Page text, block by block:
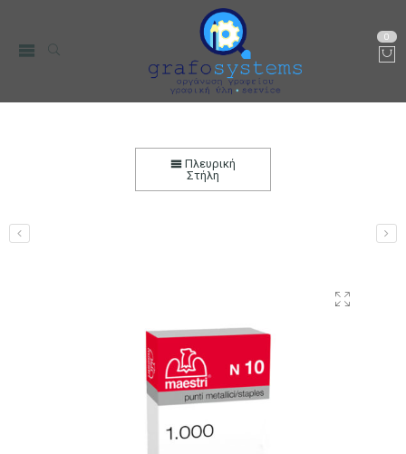
0
10 1000 τεμ/κουτί
Χαρτικά-Είδη Γραφείου
Συρραπτικές-Αποσυρραπτικές
Συρραπτικές Μηχανές
Σύρματα ανταλλακτικά
Πλευρική
Στήλη